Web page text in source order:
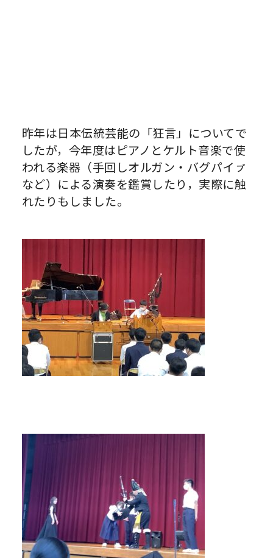
昨年は日本伝統芸能の「狂言」についてで
したが，今年度はピアノとケルト音楽で使
われる楽器（手回しオルガン・バグパイㇷ゚
など）による演奏を鑑賞したり，実際に触
れたりもしました。